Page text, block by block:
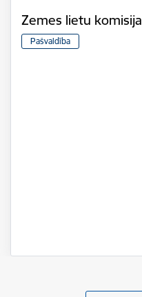
Zemes lietu komisija
Pašvaldība